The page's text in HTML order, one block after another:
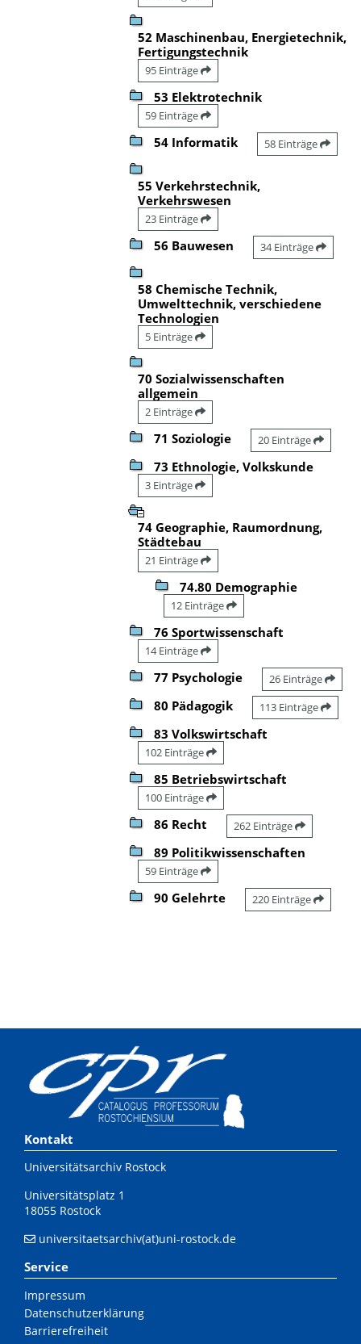
52 Maschinenbau, Energietechnik,
Fertigungstechnik
95 Einträge
53 Elektrotechnik
59 Einträge
54 Informatik 58 Einträge
55 Verkehrstechnik,
Verkehrswesen
23 Einträge
56 Bauwesen 34 Einträge
58 Chemische Technik,
Umwelttechnik, verschiedene
Technologien
5 Einträge
70 Sozialwissenschaften
allgemein
2 Einträge
71 Soziologie 20 Einträge
73 Ethnologie, Volkskunde
3 Einträge
74 Geographie, Raumordnung,
Städtebau
21 Einträge
74.80 Demographie
12 Einträge
76 Sportwissenschaft
14 Einträge
77 Psychologie 26 Einträge
80 Pädagogik 113 Einträge
83 Volkswirtschaft
102 Einträge
85 Betriebswirtschaft
100 Einträge
86 Recht 262 Einträge
89 Politikwissenschaften
59 Einträge
90 Gelehrte 220 Einträge
Kontakt
Universitätsarchiv Rostock
Universitätsplatz 1
18055 Rostock
universitaetsarchiv(at)uni-rostock.de
Service
Impressum
Datenschutzerklärung
Barrierefreiheit